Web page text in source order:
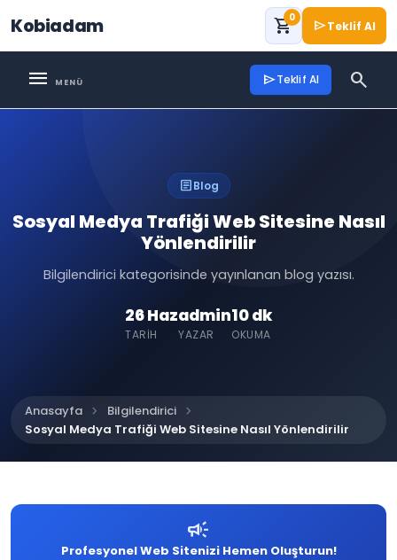
Kobiadam shopping_cart0 sendTeklif Al
menu sendTeklif Al search
articleBlog
Sosyal Medya Trafiği Web Sitesine Nasıl
Yönlendirilir
Bilgilendirici kategorisinde yayınlanan blog yazısı.
26 Haz
TARIH
admin
YAZAR
10 dk
OKUMA
Anasayfa chevron_right Bilgilendirici chevron_right
Sosyal Medya Trafiği Web Sitesine Nasıl Yönlendirilir
campaign
Profesyonel Web Sitenizi Hemen Oluşturun!